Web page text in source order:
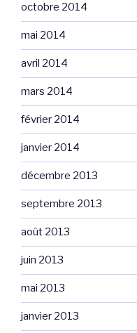
octobre 2014
mai 2014
avril 2014
mars 2014
février 2014
janvier 2014
décembre 2013
septembre 2013
août 2013
juin 2013
mai 2013
janvier 2013